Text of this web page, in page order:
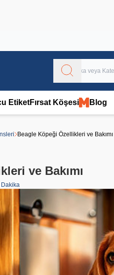
EtiketFırsat Köşesi Blog
Beagle Köpeği Özellikleri ve Bakımı
ve Bakımı
Dakika